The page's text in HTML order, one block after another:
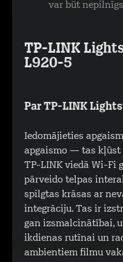
var būt
TP-LINK
L920-5
Par TP-LINK
Iedomājieties
apgaismo — tas kļūst
TP-LINK viedā Wi-Fi
pārveido telpas
spilgtas krāsas ar
integrāciju. Tas ir
gan izsmalcinātībai,
ikdienas rutīnai un
ambientiem filmu